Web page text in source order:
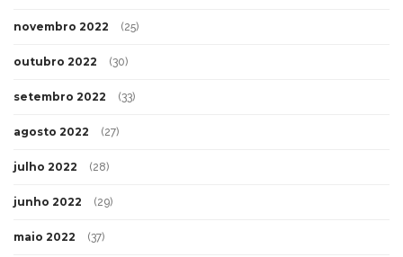
novembro 2022 (25)
outubro 2022 (30)
setembro 2022 (33)
agosto 2022 (27)
julho 2022 (28)
junho 2022 (29)
maio 2022 (37)